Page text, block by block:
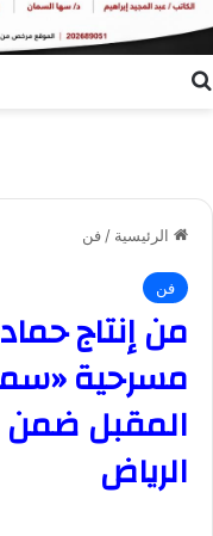
الرئيسية / فن
فن
من إنتاج
مسرحية
المقبل
الرياض